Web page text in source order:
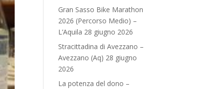
Gran Sasso Bike Marathon
2026 (Percorso Medio) –
L’Aquila 28 giugno 2026
Stracittadina di Avezzano –
Avezzano (Aq) 28 giugno
2026
La potenza del dono –